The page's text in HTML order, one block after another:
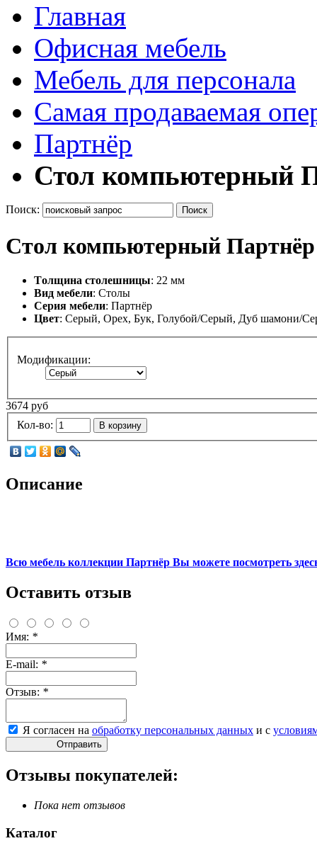
Главная
Офисная мебель
Мебель для персонала
Самая продаваемая
Партнёр
Стол компьютерный
Поиск: Поиск
Стол компьютерный Партнёр
Tолщина столешницы: 22 мм
Вид мебели: Столы
Серия мебели: Партнёр
Цвет: Серый, Орех, Бук, Голубой/Серый, Дуб шамони/
Модификации:
3674 руб
Кол-во:
В корзину
Описание
Всю мебель коллекции Партнёр Вы можете посмотреть
Оставить отзыв
Имя: *
E-mail: *
Отзыв: *
Я согласен на обработку персональных данных и с
Отправить
Отзывы покупателей:
Пока нет отзывов
Каталог